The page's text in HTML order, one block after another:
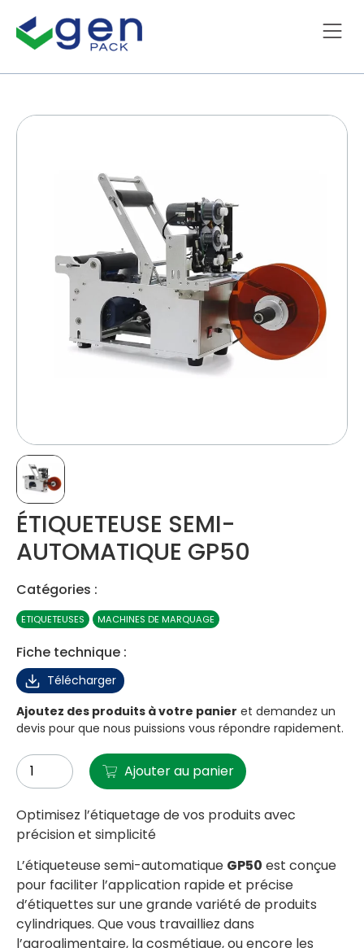
ÉTIQUETEUSE SEMI-
AUTOMATIQUE GP50
Catégories :
ETIQUETEUSES MACHINES DE MARQUAGE
Fiche technique :
Télécharger
Ajoutez des produits à votre panier et demandez un
devis pour que nous puissions vous répondre rapidement.
Ajouter au panier
Optimisez l’étiquetage de vos produits avec
précision et simplicité
L’étiqueteuse semi-automatique GP50 est conçue
pour faciliter l’application rapide et précise
d’étiquettes sur une grande variété de produits
cylindriques. Que vous travailliez dans
l’agroalimentaire, la cosmétique, ou encore les